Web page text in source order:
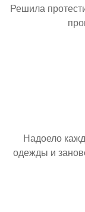
Решила
Надоело
одежды и